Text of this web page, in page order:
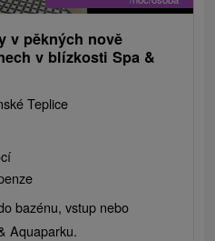
v pěkných nově
v blízkosti Spa &
Teplice
bazénu, vstup nebo
Aquaparku.